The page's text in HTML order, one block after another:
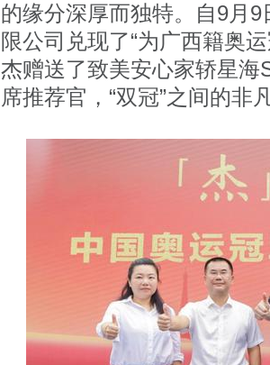
的缘分深厚而独特。自9月
限公司兑现了“为广西籍奥
杰赠送了致美安心家轿星
席推荐官，“双冠”之间的非